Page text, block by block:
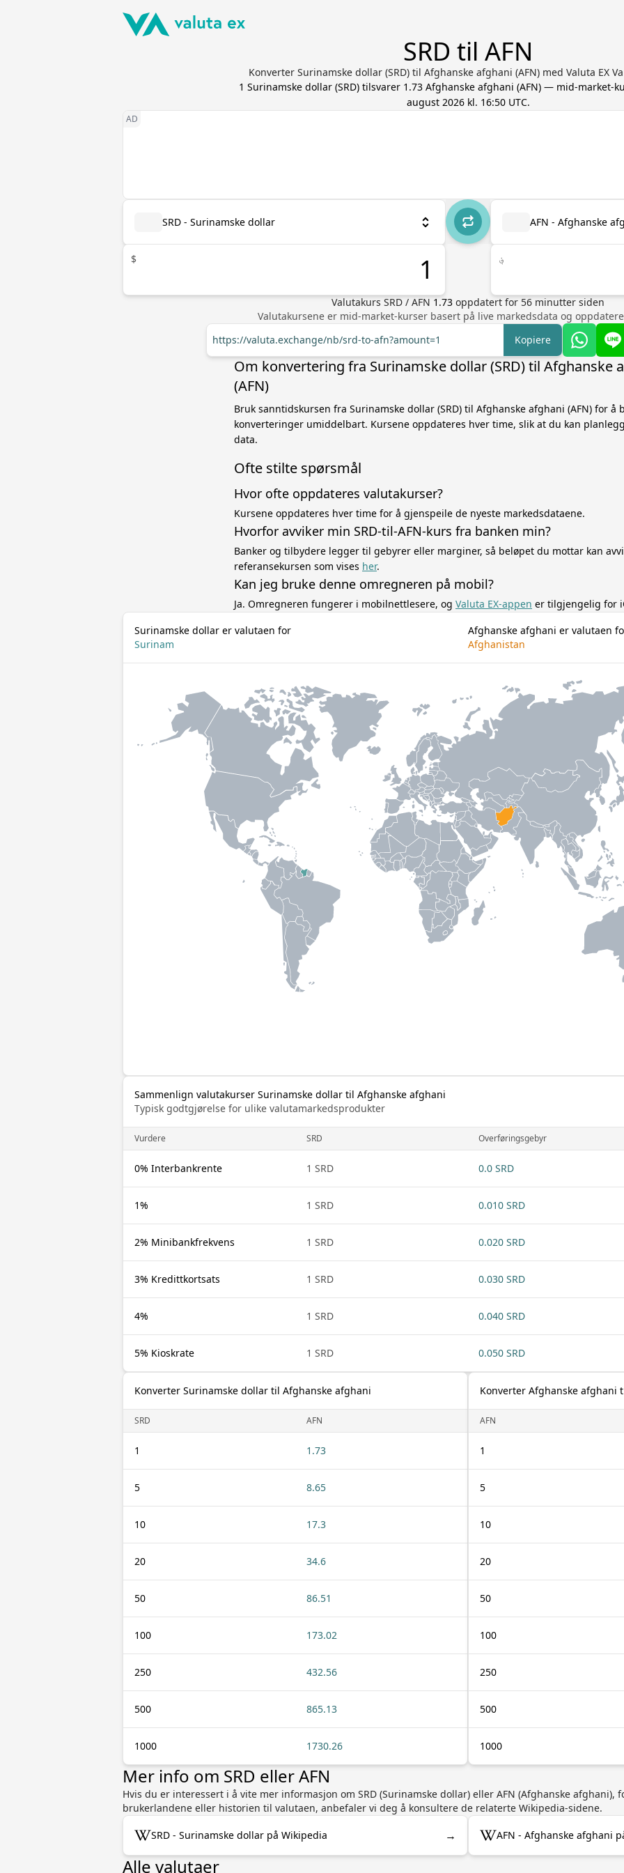
SRD til AFN
Konverter Surinamske dollar (SRD) til Afghanske afghani (AFN) med Valuta EX
1 Surinamske dollar(SRD) tilsvarer 1.73 Afghanske afghani (AFN) — mid-market-
august 2026 kl. 16:50 UTC.
SRD - Surinamske dollar
$
AFN - Afghanske
؋
Valutakurs SRD / AFN 1.73 oppdatert for 56 minutter siden
Valutakursene er mid-market-kurser basert på live markedsdata og
https://valuta.exchange/nb/srd-to-afn?amount=1
Kopiere
Om konvertering fra Surinamske dollar (SRD) til Afghanske
(AFN)
Bruk sanntidskursen fra Surinamske dollar (SRD) til Afghanske afghani (AFN) for å
konverteringer umiddelbart. Kursene oppdateres hver time, slik at du kan
data.
Ofte stilte spørsmål
Hvor ofte oppdateres valutakurser?
Kursene oppdateres hver time for å gjenspeile de nyeste markedsdataene.
Hvorfor avviker min SRD-til-AFN-kurs fra banken min?
Banker og tilbydere legger til gebyrer eller marginer, så beløpet du mottar kan
referansekursen som vises her.
Kan jeg bruke denne omregneren på mobil?
Ja. Omregneren fungerer i mobilnettlesere, og Valuta EX-appen er tilgjengelig for
Surinamske dollar er valutaen for
Surinam
Afghanske afghani er valutaen
Afghanistan
Sammenlign valutakurser Surinamske dollar til Afghanske afghani
Typisk godtgjørelse for ulike valutamarkedsprodukter
Vurdere SRD Overføringsgebyr
0% Interbankrente 1 SRD 0.0 SRD
1% 1 SRD 0.010 SRD
2% Minibankfrekvens 1 SRD 0.020 SRD
3% Kredittkortsats 1 SRD 0.030 SRD
4% 1 SRD 0.040 SRD
5% Kioskrate 1 SRD 0.050 SRD
Konverter Surinamske dollar til Afghanske afghani
SRD AFN
1 1.73
5 8.65
10 17.3
20 34.6
50 86.51
100 173.02
250 432.56
500 865.13
1000 1730.26
Konverter Afghanske afghani
AFN
1
5
10
20
50
100
250
500
1000
Mer info om SRD eller AFN
Hvis du er interessert i å vite mer informasjon om SRD (Surinamske dollar) eller AFN (Afghanske afghani),
brukerlandene eller historien til valutaen, anbefaler vi deg å konsultere de relaterte Wikipedia-sidene.
SRD - Surinamske dollar på Wikipedia → AFN - Afghanske afghani
Alle valutaer